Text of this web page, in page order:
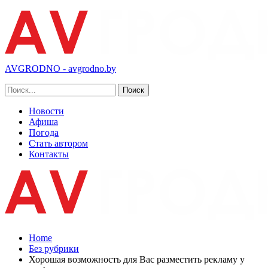
AVGRODNO - avgrodno.by
Новости
Афиша
Погода
Стать автором
Контакты
Home
Без рубрики
Хорошая возможность для Вас разместить рекламу у